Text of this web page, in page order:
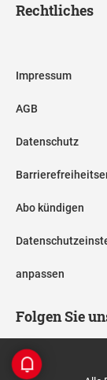
Rechtliches
Impressum
AGB
Datenschutz
Abo kündigen
anpassen
Folgen Sie